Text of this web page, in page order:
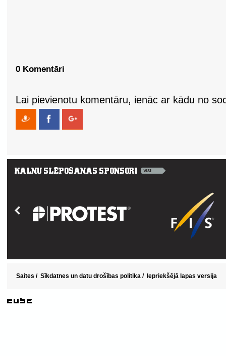
0 Komentāri
Lai pievienotu komentāru, ienāc ar kādu no
Saites / Sīkdatnes un datu drošības politika / Iepriekšējā lapas versija